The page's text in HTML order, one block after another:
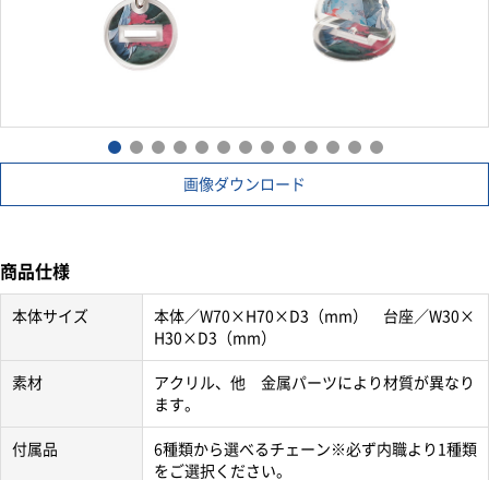
エンタメグッズの定番品のためアーティストやアニメ、漫画作
品のグッズにおすすめです。
画像ダウンロード
商品仕様
本体サイズ
本体／W70×H70×D3（mm） 台座／W30×
H30×D3（mm）
素材
アクリル、他 金属パーツにより材質が異なり
ます。
付属品
6種類から選べるチェーン※必ず内職より1種類
をご選択ください。